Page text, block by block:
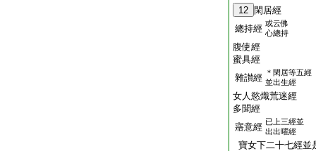
12 閑居經
總持經 或云佛
心總持
腹使經
蜜具經
雜讃經 ＊閑居等五經
並出生經
女人慾熾荒迷經
多聞經
寤意經 已上三經並
出出曜經
寶女下二十七經並